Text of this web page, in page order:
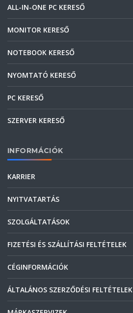
ALL-IN-ONE PC KERESŐ
MONITOR KERESŐ
NOTEBOOK KERESŐ
NYOMTATÓ KERESŐ
PC KERESŐ
SZERVER KERESŐ
INFORMÁCIÓK
KARRIER
NYITVATARTÁS
SZOLGÁLTATÁSOK
FIZETÉSI ÉS SZÁLLÍTÁSI FELTÉTELEK
CÉGINFORMÁCIÓK
ÁLTALÁNOS SZERZŐDÉSI FELTÉTELEK